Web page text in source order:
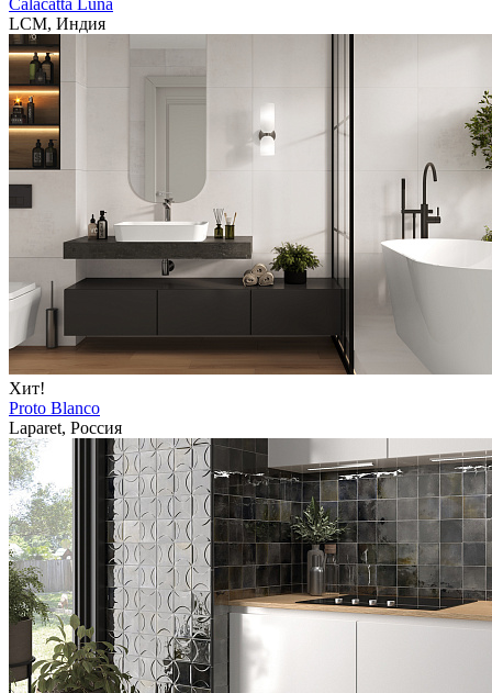
Calacatta Luna
LCM, Индия
Хит!
Proto Blanco
Laparet, Россия